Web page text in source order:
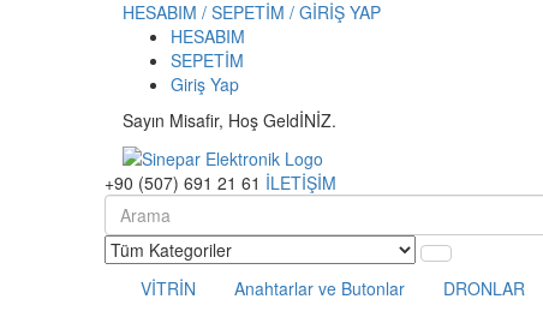
HESABIM / SEPETİM / GİRİŞ YAP
HESABIM
SEPETİM
Giriş Yap
Sayın Misafir, Hoş GeldİNİZ.
+90 (507) 691 21 61 İLETİŞİM
VİTRİN Anahtarlar ve Butonlar DRONLAR